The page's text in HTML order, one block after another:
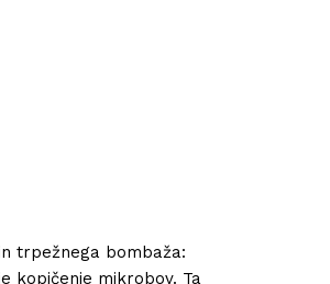
trpežnega bombaža:
kopičenje mikrobov. Ta